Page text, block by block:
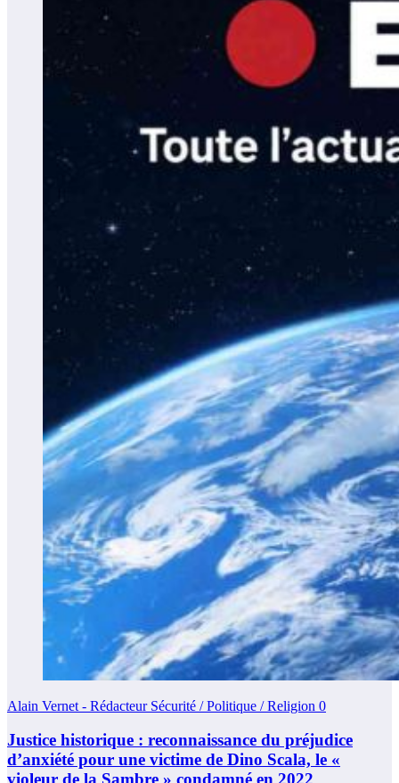
Alain Vernet - Rédacteur Sécurité / Politique / Religion 0
Justice historique : reconnaissance du préjudice
d’anxiété pour une victime de Dino Scala, le «